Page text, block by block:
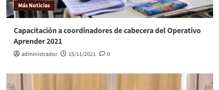
Más Noticias
Capacitación a coordinadores de cabecera del Operativo
Aprender 2021
administrador 15/11/2021 0